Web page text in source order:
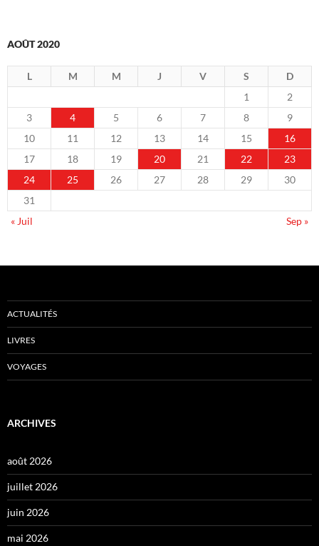
AOÛT 2020
L M M J V S
D
1
2
3
4 5 6 7 8
9
10
11 12 13 14 15
16
17
18 19 20 21 22
23
24
25 26 27 28 29
30
31
« Juil
Sep »
ACTUALITÉS
LIVRES
VOYAGES
ARCHIVES
août 2026
juillet 2026
juin 2026
mai 2026